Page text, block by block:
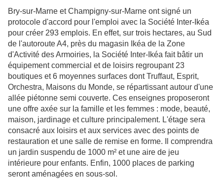
Bry-sur-Marne et Champigny-sur-Marne ont signé un
protocole d'accord pour l'emploi avec la Société Inter-Ikéa
pour créer 293 emplois. En effet, sur trois hectares, au Sud
de l'autoroute A4, près du magasin Ikéa de la Zone
d'Activité des Armoiries, la Société Inter-Ikéa fait bâtir un
équipement commercial et de loisirs regroupant 23
boutiques et 6 moyennes surfaces dont Truffaut, Esprit,
Orchestra, Maisons du Monde, se répartissant autour d'une
allée piétonne semi couverte. Ces enseignes proposeront
une offre axée sur la famille et les femmes : mode, beauté,
maison, jardinage et culture principalement. L'étage sera
consacré aux loisirs et aux services avec des points de
restauration et une salle de remise en forme. Il comprendra
un jardin suspendu de 1000 m² et une aire de jeu
intérieure pour enfants. Enfin, 1000 places de parking
seront aménagées en sous-sol.